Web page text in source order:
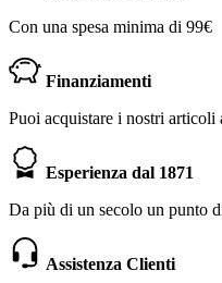
Con una spesa minima di 99€
Finanziamenti
Puoi acquistare i nostri articoli
Esperienza dal 1871
Da più di un secolo un punto
Assistenza Clienti